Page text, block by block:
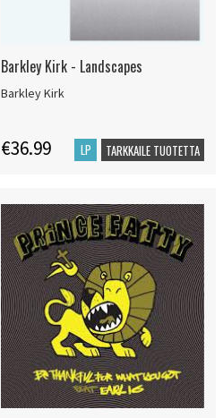
Barkley Kirk - Landscapes
Barkley Kirk
€36.99 LP TARKKAILE TUOTETTA